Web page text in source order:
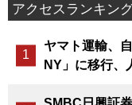
アクセスランキン
ヤマト運輸、
NY」に移行、